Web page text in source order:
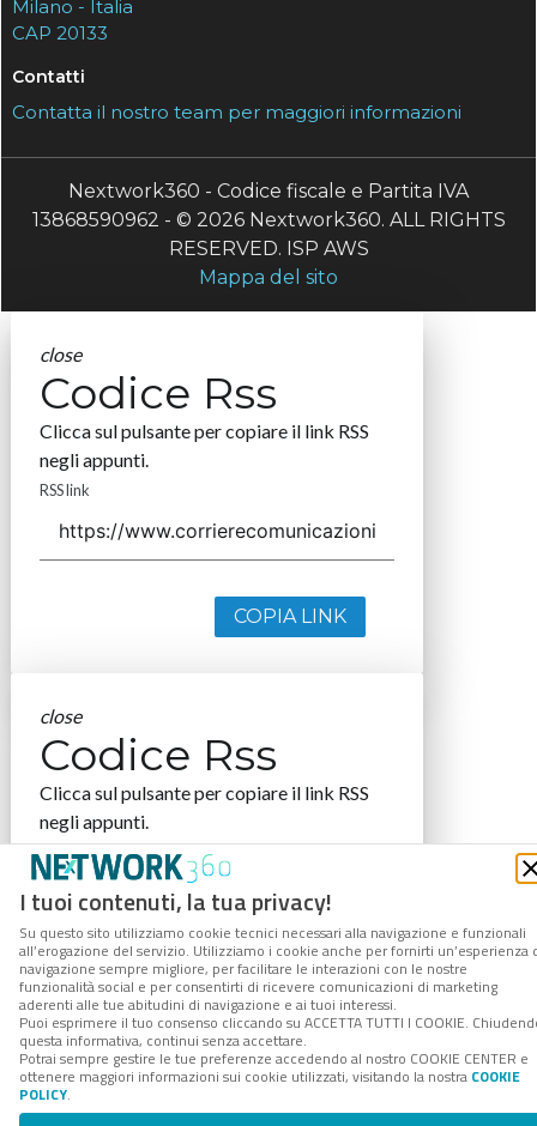
I tuoi contenuti, la tua privacy!
Su questo sito utilizziamo cookie tecnici necessari alla navigazione e funzionali
all’erogazione del servizio. Utilizziamo i cookie anche per fornirti un’esperienza
navigazione sempre migliore, per facilitare le interazioni con le nostre
funzionalità social e per consentirti di ricevere comunicazioni di marketing
aderenti alle tue abitudini di navigazione e ai tuoi interessi.
Puoi esprimere il tuo consenso cliccando su ACCETTA TUTTI I COOKIE.
questa informativa, continui senza accettare.
Potrai sempre gestire le tue preferenze accedendo al nostro COOKIE CENTER e
ottenere maggiori informazioni sui cookie utilizzati, visitando la nostra COOKIE
POLICY.
Milano - Italia
CAP 20133
Contatti
Contatta il nostro team per maggiori informazioni
Nextwork360 - Codice fiscale e Partita IVA
13868590962 - © 2026 Nextwork360. ALL RIGHTS
RESERVED. ISP AWS
Mappa del sito
close
Codice Rss
Clicca sul pulsante per copiare il link RSS
negli appunti.
RSS link
COPIA LINK
close
Codice Rss
Clicca sul pulsante per copiare il link RSS
negli appunti.
RSS link
COPIA LINK